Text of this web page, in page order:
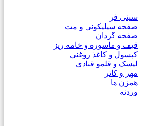
سینی فر
صفحه سیلیکونی و مت
صفحه گردان
قیف و ماسوره و خامه ریز
کپسول و کاغذ روغنی
لیسک و قلمو قنادی
مهر و کاتر
همزن ها
وردنه